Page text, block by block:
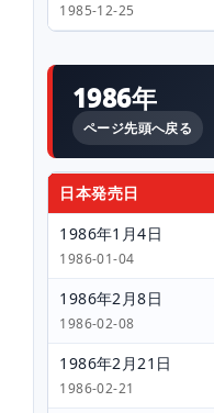
1985-12-25
1986年
ページ先頭へ戻る
日本発売日
1986年1月4日
1986-01-04
1986年2月8日
1986-02-08
1986年2月21日
1986-02-21